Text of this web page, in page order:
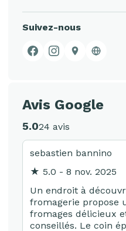
Suivez-nous
FacebookInstagram
Google
Site
Avis Google
5.024 avis
sebastien bannino
★ 5.0 - 8 nov. 2025
Un endroit à
fromagerie propose
fromages délicieux
conseillés. Le coin